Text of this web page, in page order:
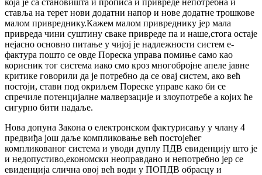
која је са становишта и прописа и привреде непотребна и
ставља на терет нови додатни напор и нове додатне трошкове
малом привреднику.Кажем малом привреднику јер мала
привреда чини суштину сваке привреде па и наше,стога остаје
нејасно основно питање у чијој је надлежности систем е-
фактура пошто се овде Пореска управа помиње само као
корисник тог система иако смо кроз многобројне апеле јавне
критике говорили да је потребно да се овај систем, ако већ
постоји, стави под окриљем Пореске управе како би се
спречиле потенцијалне малверзације и злоупотребе а којих ће
сигурно бити надаље.
Нова допуна Закона о електронском фактурисању у члану 4
предвиђа још даље компликовање већ постојећег
компликованог система и уводи дуплу ПДВ евиденцију што је
и недопустиво,економски неоправдано и непотребно јер се
евиденција слична овој већ води у ПОПДВ обрасцу и